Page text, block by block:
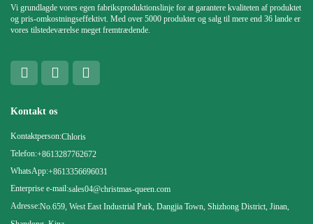
Vi grundlagde vores egen fabriksproduktionslinje for at garantere kvaliteten af ​​produktet
og pris-omkostningseffektivt. Med over 5000 produkter og salg til mere end 36 lande er
vores tilstedeværelse meget fremtrædende.
Kontakt os
Kontaktperson:Chloris
Telefon:+8613287762672
WhatsApp:+8613356696031
Enterprise e-mail:sales04@christmas-queen.com
Adresse:No.659, West East Industrial Park, Dangjia Town, Shizhong District, Jinan,